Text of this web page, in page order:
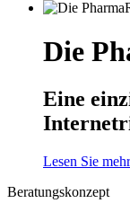
Die
Eine
Lesen Sie mehr
Beratungskonzept